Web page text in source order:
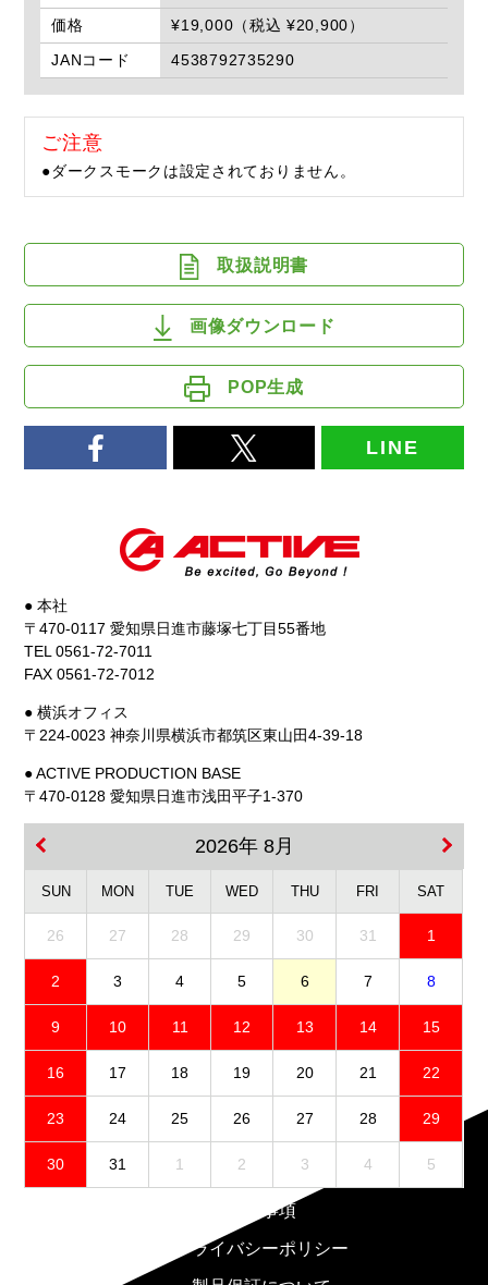
価格
¥19,000（税込 ¥20,900）
JANコード
4538792735290
ご注意
●ダークスモークは設定されておりません。
取扱説明書
画像ダウンロード
POP生成
LINE
● 本社
〒470-0117 愛知県日進市藤塚七丁目55番地
TEL 0561-72-7011
FAX 0561-72-7012
● 横浜オフィス
〒224-0023 神奈川県横浜市都筑区東山田4-39-18
● ACTIVE PRODUCTION BASE
〒470-0128 愛知県日進市浅田平子1-370
2026年 8月
SUN MON TUE WED THU FRI SAT
26 27 28 29 30 31 1
2 3 4 5 6 7 8
9 10 11 12 13 14 15
16 17 18 19 20 21 22
23 24 25 26 27 28 29
30 31 1 2 3 4 5
免責事項
プライバシーポリシー